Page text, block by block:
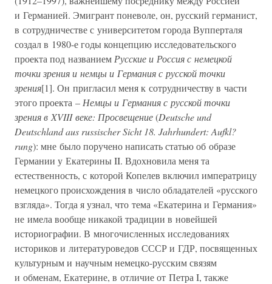
и Германией. Эмигрант поневоле, он, русский германист,
в сотрудничестве с университетом города Вупперталя
создал в 1980-е годы концепцию исследовательского
проекта под названием Русские и Россия с немецкой
точки зрения и немцы и Германия с русской точки
зрения[1]. Он пригласил меня к сотрудничеству в части
этого проекта – Немцы и Германия с русской точки
зрения в XVIII веке: Просвещение(Deutsche und
Deutschland aus russischer Sicht 18. Jahrhundert: Aufkl?
rung): мне было поручено написать статью об образе
Германии у Екатерины II. Вдохновила меня та
естественность, с которой Копелев включил императрицу
немецкого происхождения в число обладателей «русского
взгляда». Тогда я узнал, что тема «Екатерина и Германия»
не имела вообще никакой традиции в новейшей
историографии. В многочисленных исследованиях
историков и литературоведов СССР и ГДР, посвященных
культурным и научным немецко-русским связям
и обменам, Екатерине, в отличие от Петра I, также